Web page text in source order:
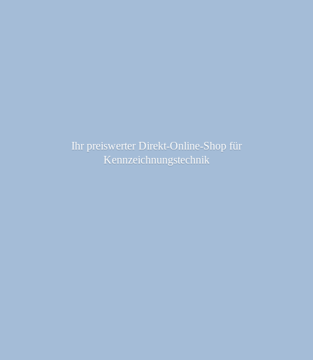
Ihr preiswerter Direkt-Online-Shop für
Kennzeichnungstechnik